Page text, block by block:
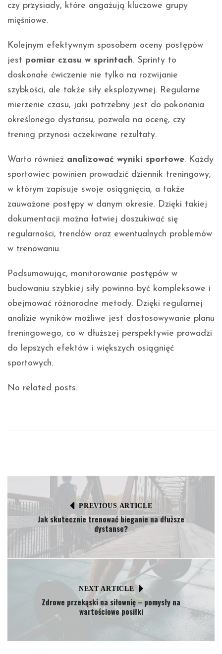
czy przysiady, które angażują kluczowe grupy
mięśniowe.
Kolejnym efektywnym sposobem oceny postępów
jest pomiar czasu w sprintach. Sprinty to
doskonałe ćwiczenie nie tylko na rozwijanie
szybkości, ale także siły eksplozywnej. Regularne
mierzenie czasu, jaki potrzebny jest do pokonania
określonego dystansu, pozwala na ocenę, czy
trening przynosi oczekiwane rezultaty.
Warto również analizować wyniki sportowe. Każdy
sportowiec powinien prowadzić dziennik treningowy,
w którym zapisuje swoje osiągnięcia, a także
zauważone postępy w danym okresie. Dzięki takiej
dokumentacji można łatwiej doszukiwać się
regularności, trendów oraz ewentualnych problemów
w trenowaniu.
Podsumowując, monitorowanie postępów w
budowaniu szybkiej siły powinno być kompleksowe i
obejmować różnorodne metody. Dzięki regularnej
analizie wyników możliwe jest dostosowywanie planu
treningowego, co w dłuższej perspektywie prowadzi
do lepszych efektów i większych osiągnięć
sportowych.
No related posts.
PREVIOUS ARTICLE
Jak skutecznie trenować bieganie na dłuższe
dystanse?
NEXT ARTICLE
Zdrowe przekąski na siłownię – pomysły na
wartościowe posiłki